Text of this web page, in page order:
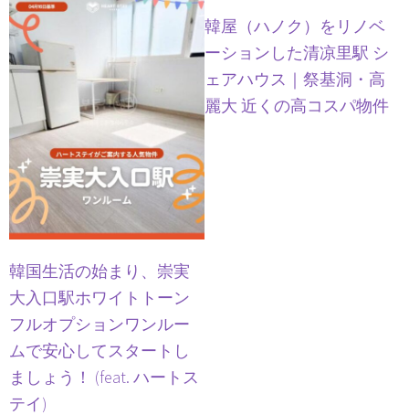
韓国生活の始まり、崇実
大入口駅ホワイトトーン
フルオプションワンルー
ムで安心してスタートし
ましょう！ (feat. ハートス
テイ)
韓屋（ハノク）をリノベ
ーションした清凉里駅 シ
ェアハウス｜祭基洞・高
麗大 近くの高コスパ物件